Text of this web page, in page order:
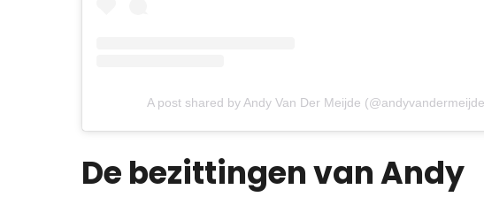
A post shared by Andy Van Der Meijde
De bezittingen van Andy